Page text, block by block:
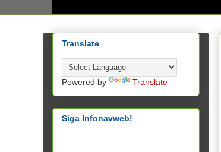
Translate
Powered by Translate
Siga Infonavweb!